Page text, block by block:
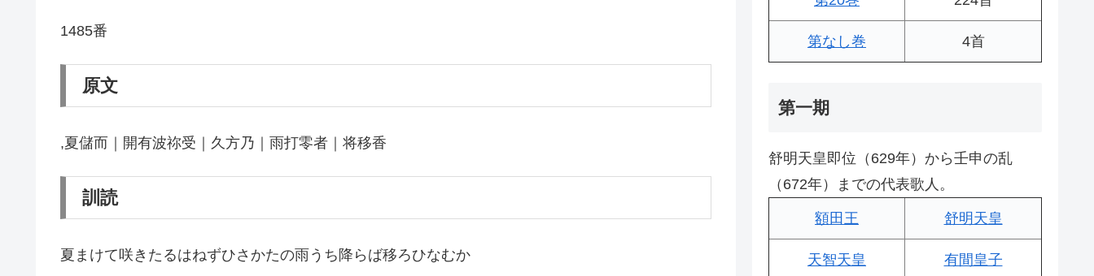
1485番
原文
,夏儲而｜開有波祢受｜久方乃｜雨打零者｜将移香
訓読
夏まけて咲きたるはねずひさかたの雨うち降らば移ろひなむか
第なし巻 4首
第一期
舒明天皇即位（629年）から壬申の乱
（672年）までの代表歌人。
額田王 舒明天皇
天智天皇 有間皇子